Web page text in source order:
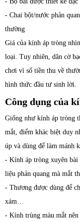
- Chai bột/nước phản
thường
Giá của kính áp tròng
loại. Tuy nhiên, dân cờ
chơi vì số tiền thu về
hình thức đầu tư sinh lời.
Công dụng của
Giống như kính áp tròng
mắt, điểm khác biệt duy
úp và dùng để làm mánh
- Kính áp tròng xuyên
liệu phản quang mà mắt
- Thương được dùng để
xám…
- Kính trùng màu mắt